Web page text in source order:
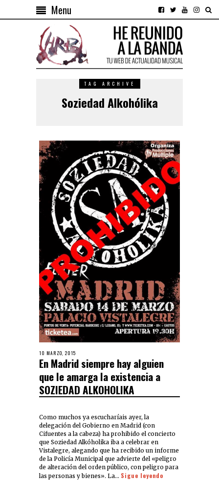
Menu
TAG ARCHIVE
Soziedad Alkohólika
10 MARZO, 2015
En Madrid siempre hay alguien
que le amarga la existencia a
SOZIEDAD ALKOHOLIKA
Como muchos ya escucharíais ayer, la
delegación del Gobierno en Madrid (con
Cifuentes a la cabeza) ha prohibido el concierto
que Soziedad Alkóholika iba a celebrar en
Vistalegre, alegando que ha recibido un informe
de la Policía Municipal que advierte del «peligro
de alteración del orden público, con peligro para
las personas y bienes». La… Sigue leyendo